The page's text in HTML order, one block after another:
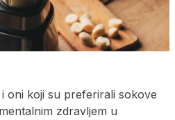
oni koji su preferirali sokove
zdravljem u